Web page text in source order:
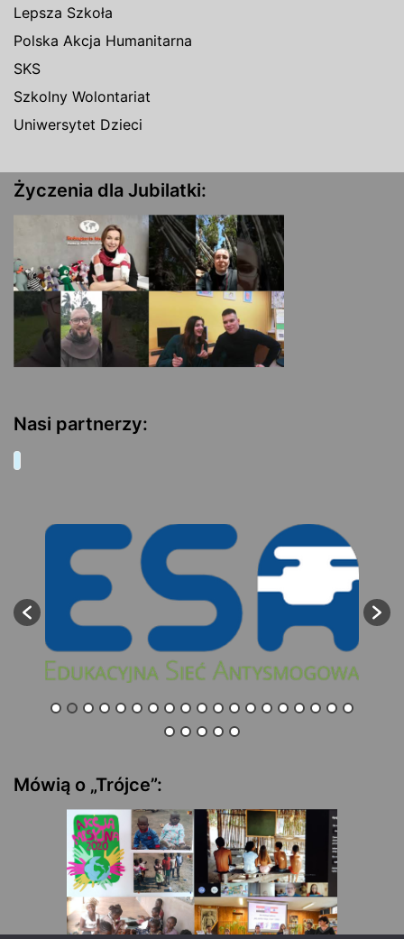
Lepsza Szkoła
Polska Akcja Humanitarna
SKS
Szkolny Wolontariat
Uniwersytet Dzieci
Życzenia dla Jubilatki:
Nasi partnerzy:
Mówią o „Trójce”: